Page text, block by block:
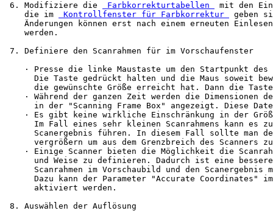
6. Modifiziere die
Farbkorrekturtabellen
mit den
    die im
Kontrollfenster für Farbkorrektur
geben
Änderungen können erst nach einem erneuten
    werden.
7. Definiere den Scanrahmen für im Vorschaufenster
· Presse die linke Maustaste um den Startpunkt des
Die Taste gedrückt halten und die Maus soweit
die gewünschte Größe erreicht hat. Dann die
· Während der ganzen Zeit werden die Dimensionen
in der "Scanning Frame Box" angezeigt. Diese
· Es gibt keine wirkliche Einschränkung in der
Im Fall eines sehr kleinen Scanrahmens kann es
Scanergebnis führen. In diesem Fall sollte man
vergrößern um aus dem Grenzbreich des Scanners
· Einige Scanner bieten die Möglichkeit die
und Weise zu definieren. Dadurch ist eine
Scanrahmen im Vorschaubild und den Scanergebnis
Dazu kann der Parameter "Accurate Coordinates"
      aktiviert werden.
8. Auswählen der Auflösung